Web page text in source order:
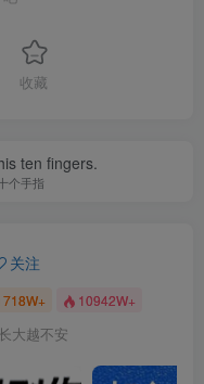
收藏
ten fingers.
个手指
关注
718W+ 10942W+
大越不安